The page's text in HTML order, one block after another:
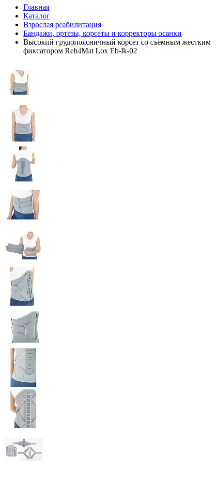
Главная
Каталог
Взрослая реабилитация
Бандажи, ортезы, корсеты и корректоры осанки
Высокий грудопоясничный корсет со съёмным жестким
фиксатором Reh4Mat Lox Eb-lk-02